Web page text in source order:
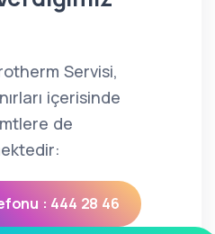
Servisi,
içerisinde
de
: 444 28 46